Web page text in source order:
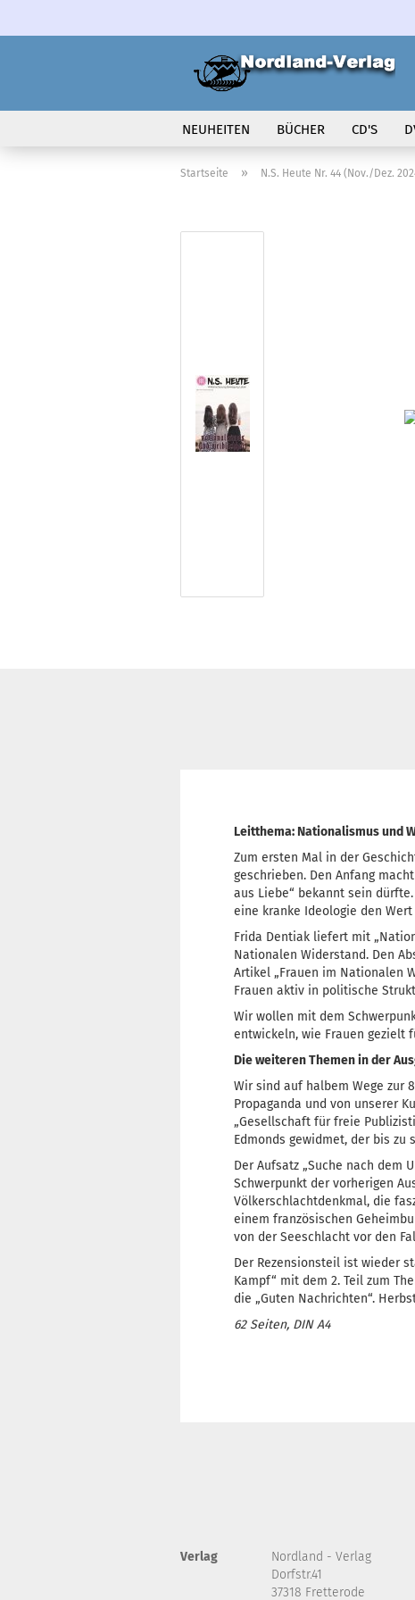
NEUHEITEN BÜCHER CD'S
VOLK IN BEWEGUNG
Startseite » N.S. Heute Nr. 44 (Nov./Dez.
Leitthema: Nationalismus und
Zum ersten Mal in der
geschrieben. Den Anfang
aus Liebe“ bekannt sein
eine kranke Ideologie den
Frida Dentiak liefert mit
Nationalen Widerstand. Den
Artikel „Frauen im Nationalen
Frauen aktiv in politische
Wir wollen mit dem
entwickeln, wie Frauen gezielt
Die weiteren Themen in der
Wir sind auf halbem Wege zur
Propaganda und von unserer
„Gesellschaft für freie
Edmonds gewidmet, der bis zu
Der Aufsatz „Suche nach dem
Schwerpunkt der vorherigen
Völkerschlachtdenkmal, die
einem französischen
von der Seeschlacht vor den
Der Rezensionsteil ist wieder
Kampf“ mit dem 2. Teil zum
die „Guten Nachrichten“.
62 Seiten, DIN A4
Verlag
Nordland - Verlag
Dorfstr.41
37318 Fretterode